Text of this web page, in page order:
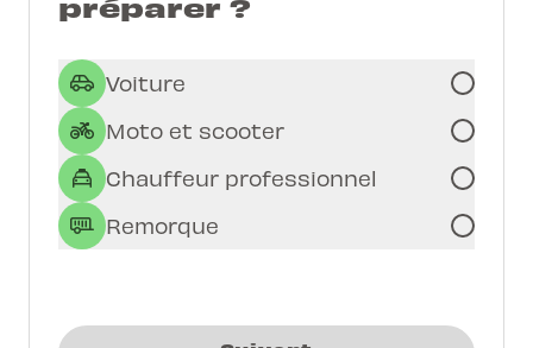
Voiture
Moto et scooter
Chauffeur professionnel
Remorque